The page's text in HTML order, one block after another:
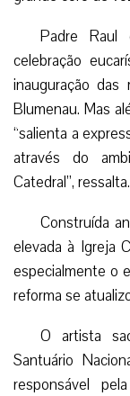
Padre Raul
celebração
inauguração
Blumenau. Mas
“salienta a
através do
Catedral”, ressalta.
Construída
elevada à Igreja
especialmente o
reforma se
O artista
Santuário
responsável